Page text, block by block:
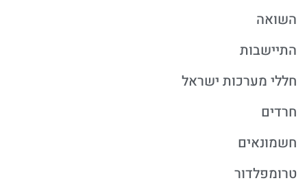
השואה
התיישבות
חללי מערכות ישראל
חרדים
חשמונאים
טרומפלדור